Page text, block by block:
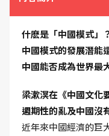
什麽是「中國模式」
中國模式的發展潛能
中國能否成為世界最
梁漱溟在《中國文化
週期性的亂及中國沒
近年來中國經濟的巨